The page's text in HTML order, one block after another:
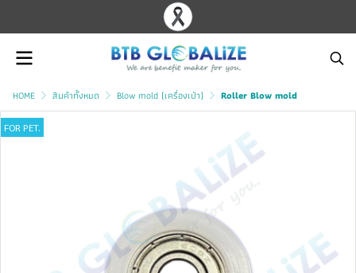
HOME สินค้าทั้งหมด Blow mold (เครื่องเป่า) Roller Blow mold
FOR PET.